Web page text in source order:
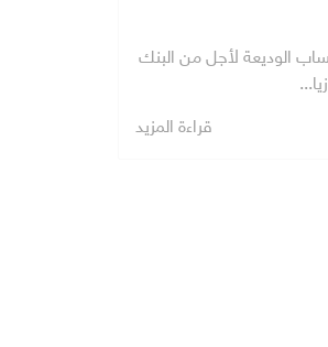
الوديعة لأجل من البنك
قراءة المزيد